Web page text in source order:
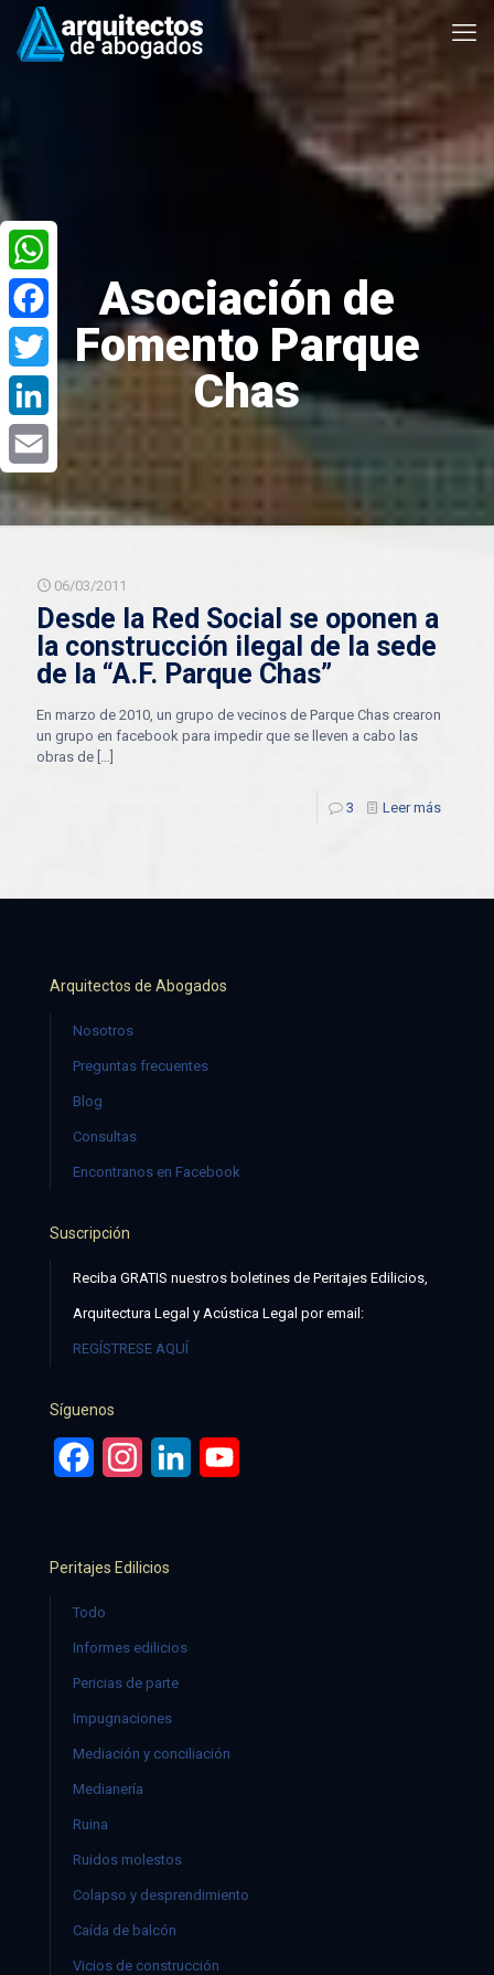
Asociación de
Fomento Parque
Chas
06/03/2011
Desde la Red Social se oponen a
la construcción ilegal de la sede
de la “A.F. Parque Chas”
En marzo de 2010, un grupo de vecinos de Parque Chas crearon
un grupo en facebook para impedir que se lleven a cabo las
obras de […]
3 Leer más
Arquitectos de Abogados
Nosotros
Preguntas frecuentes
Blog
Consultas
Encontranos en Facebook
Suscripción
Reciba GRATIS nuestros boletines de Peritajes Edilicios,
Arquitectura Legal y Acústica Legal por email:
REGÍSTRESE AQUÍ
Síguenos
FacebookInstagramLinkedIn
Peritajes Edilicios
Todo
Informes edilicios
Pericias de parte
Impugnaciones
Mediación y conciliación
Medianería
Ruina
Ruidos molestos
Colapso y desprendimiento
Caída de balcón
Vicios de construcción
WhatsApp
Facebook
Twitter
LinkedIn